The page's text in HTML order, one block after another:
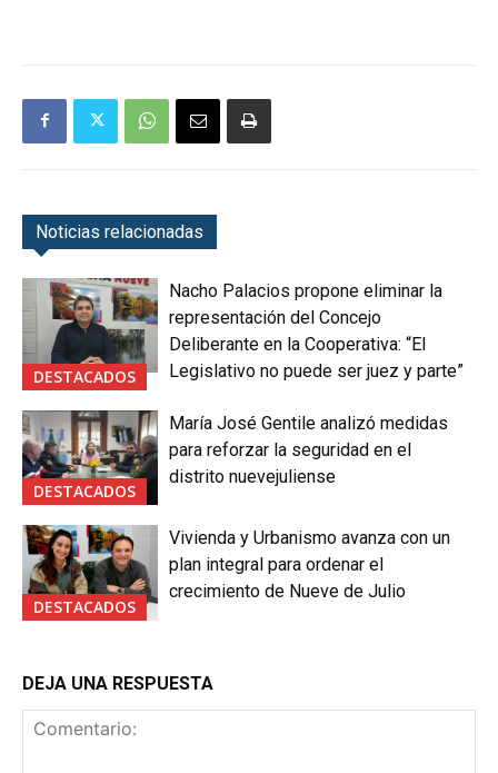
Noticias relacionadas
DESTACADOS
Nacho Palacios propone eliminar la
representación del Concejo
Deliberante en la Cooperativa: “El
Legislativo no puede ser juez y parte”
DESTACADOS
María José Gentile analizó medidas
para reforzar la seguridad en el
distrito nuevejuliense
DESTACADOS
Vivienda y Urbanismo avanza con un
plan integral para ordenar el
crecimiento de Nueve de Julio
DEJA UNA RESPUESTA